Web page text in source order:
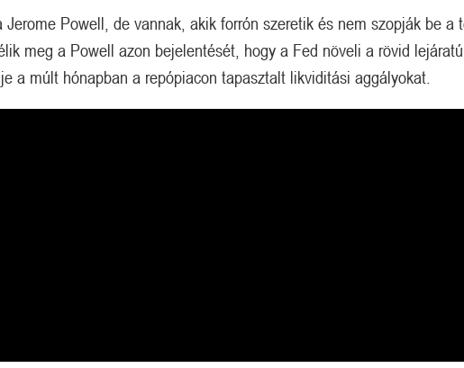
Powell, de vannak, akik forrón szeretik és nem szopják be a
meg a Powell azon bejelentését, hogy a Fed növeli a rövid lejáratú
a múlt hónapban a repópiacon tapasztalt likviditási aggályokat.